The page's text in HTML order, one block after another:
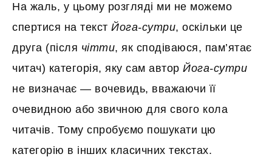
На жаль, у цьому розгляді ми не можемо
спертися на текст Йога-сутри, оскільки це
друга (після чітти, як сподіваюся, пам’ятає
читач) категорія, яку сам автор Йога-сутри
не визначає — вочевидь, вважаючи її
очевидною або звичною для свого кола
читачів. Тому спробуємо пошукати цю
категорію в інших класичних текстах.